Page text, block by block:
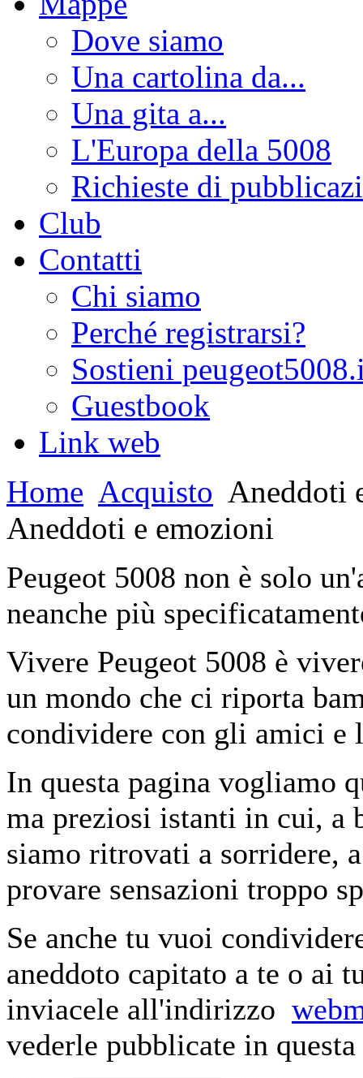
Dove siamo
Una cartolina da...
Una gita a...
L'Europa della 5008
Richieste di
Club
Contatti
Chi siamo
Perché registrarsi?
Sostieni
Guestbook
Link web
Home Acquisto Aneddoti
Aneddoti e emozioni
Peugeot 5008 non è solo
neanche più
Vivere Peugeot 5008 è
un mondo che ci riporta
condividere con gli amici e
In questa pagina vogliamo
ma preziosi istanti in cui, a
siamo ritrovati a sorridere,
provare sensazioni troppo
Se anche tu vuoi
aneddoto capitato a te o ai
inviacele all'indirizzo
vederle pubblicate in